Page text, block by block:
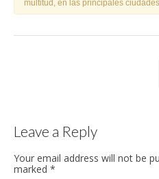
multitud, en las principales
Leave a Reply
Your email address will not be
marked *